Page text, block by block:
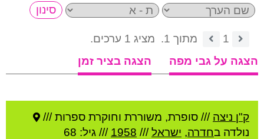
1 מתוך 1.
מציג 1 ערכים.
הצגה על גבי מפה
הצגה בציר זמן
ק"ן ניצה /// סופרת, משוררת וחוקרת ספרות ///
נולדה בחדרה, ישראל///
1958 /// גיל: 68